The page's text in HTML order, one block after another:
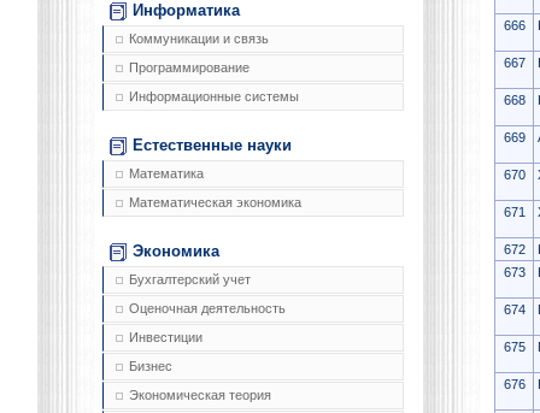
Информатика
Коммуникации и связь
Программирование
Информационные системы
Естественные науки
Математика
Математическая экономика
Экономика
Бухгалтерский учет
Оценочная деятельность
Инвестиции
Бизнес
Экономическая теория
666
667
668
669
670
671
672
673
674
675
676